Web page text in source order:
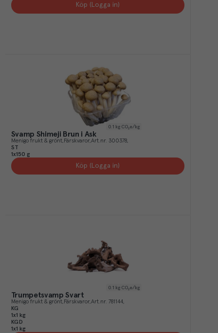
Köp (Logga in)
0.1 kg CO₂e/kg
Svamp Shimeji Brun i Ask
Menigo frukt & grönt Färskvaror Art.nr. 300378
ST
1x150 g
Köp (Logga in)
0.1 kg CO₂e/kg
Trumpetsvamp Svart
Menigo frukt & grönt Färskvaror Art.nr. 781144
KG
1x1 kg
KGD
1x1 kg